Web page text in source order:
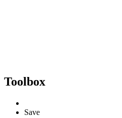
Toolbox
Save